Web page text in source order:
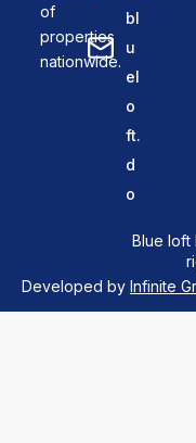
of
properties
nationwide.
bl
u
el
o
ft.
d
o
Blue loft
Developed by Infinite